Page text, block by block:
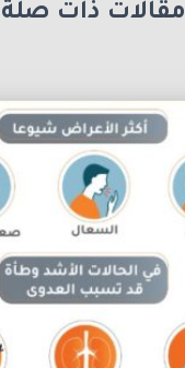
مقالات ذات صلة